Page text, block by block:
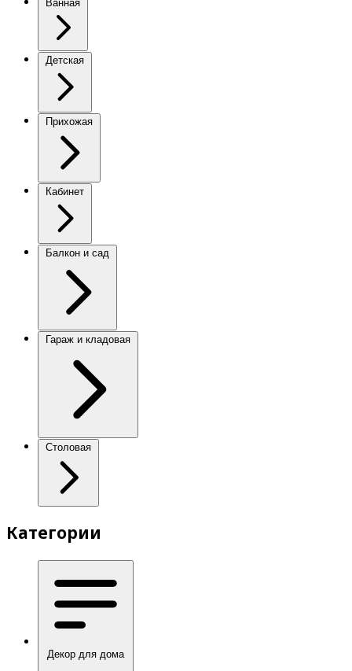
Ванная
Детская
Прихожая
Кабинет
Балкон и сад
Гараж и кладовая
Столовая
Категории
Декор для дома